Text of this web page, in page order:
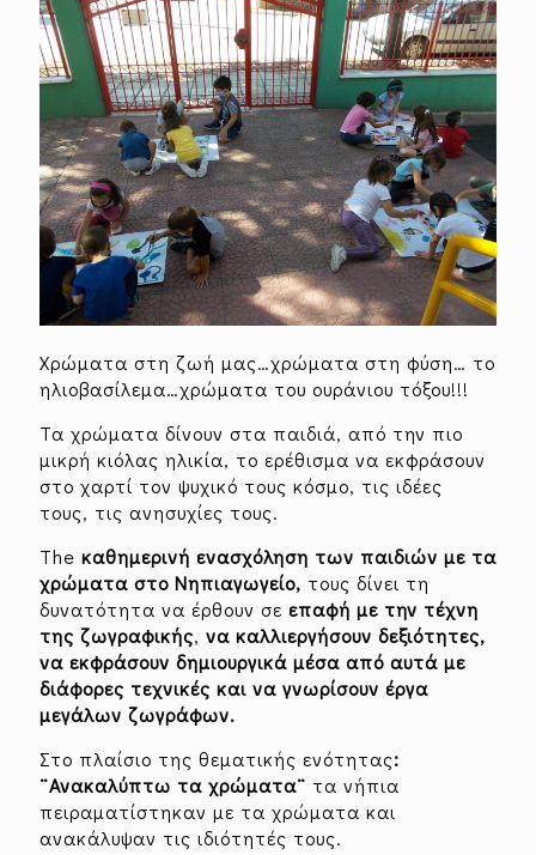
Χρώματα στη ζωή μας…χρώματα στη φύση… το
ηλιοβασίλεμα…χρώματα του ουράνιου τόξου!!!
Τα χρώματα δίνουν στα παιδιά, από την πιο
μικρή κιόλας ηλικία, το ερέθισμα να εκφράσουν
στο χαρτί τον ψυχικό τους κόσμο, τις ιδέες
τους, τις ανησυχίες τους.
The καθημερινή ενασχόληση των παιδιών με τα
χρώματα στο Νηπιαγωγείο, τους δίνει τη
δυνατότητα να έρθουν σε επαφή με την τέχνη
της ζωγραφικής, να καλλιεργήσουν δεξιότητες,
να εκφράσουν δημιουργικά μέσα από αυτά με
διάφορες τεχνικές και να γνωρίσουν έργα
μεγάλων ζωγράφων.
Στο πλαίσιο της θεματικής ενότητας:
¨Ανακαλύπτω τα χρώματα¨ τα νήπια
πειραματίστηκαν με τα χρώματα και
ανακάλυψαν τις ιδιότητές τους.